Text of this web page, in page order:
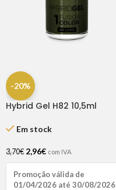
-20%
Hybrid Gel H82 10,5ml
Em stock
3,70€ 2,96€ com IVA
Promoção válida de
01/04/2026 até 30/08/2026